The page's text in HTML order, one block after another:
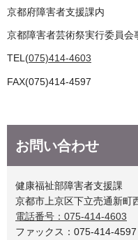
京都府障害者支援課内
京都障害者芸術祭実行委員会
TEL(075)414-4603
FAX(075)414-4597
お問い合わせ
健康福祉部障害者支援課
京都市上京区下立売通新町
電話番号：075-414-4603
ファックス：075-414-4597